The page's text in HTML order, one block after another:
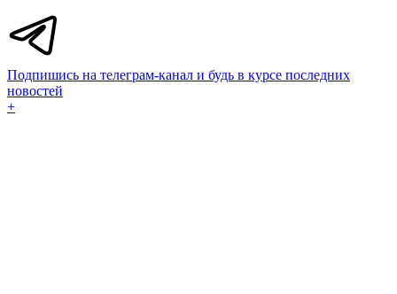
Подпишись на телеграм-канал и будь в курсе последних
новостей
+